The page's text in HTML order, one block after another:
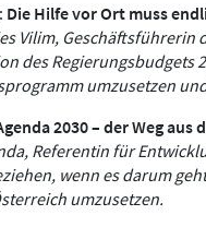
: Die Hilfe vor Ort muss
Vilim, Geschäftsführerin
des Regierungsbudgets
umzusetzen
2030 – der Weg aus
Referentin für
wenn es darum
umzusetzen.